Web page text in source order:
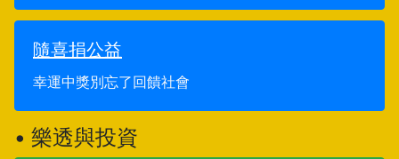
隨喜捐公益
幸運中獎別忘了回饋社會
• 樂透與投資